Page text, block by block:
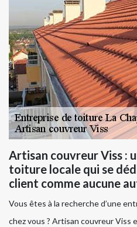
Artisan couvreur Viss :
toiture locale qui se
client comme aucune
Vous êtes à la recherche d’une
chez vous ? Artisan couvreur Viss